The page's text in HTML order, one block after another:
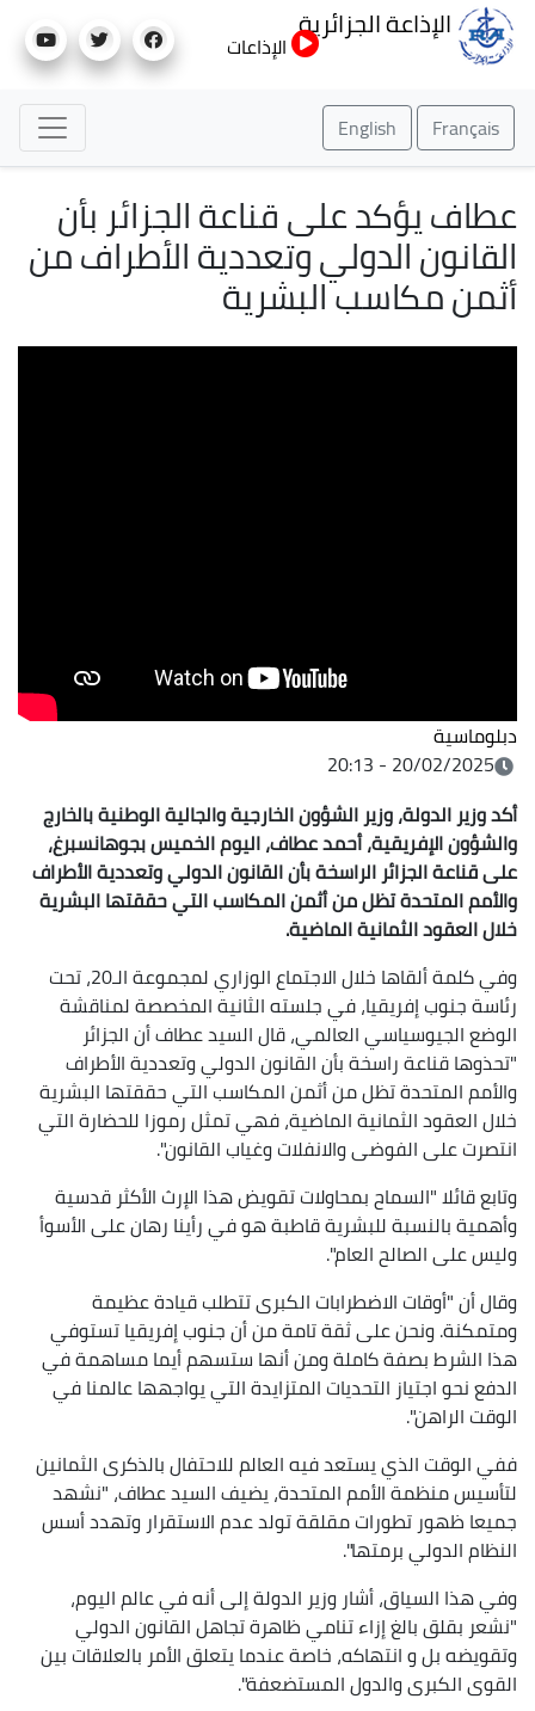
إلى
الإذاعة الجزائرية
الإذاعات
Français
English
عطاف يؤكد على قناعة الجزائر بأن
القانون الدولي وتعددية الأطراف من
أثمن مكاسب البشرية
دبلوماسية
20/02/2025 - 20:13
أكد وزير الدولة، وزير الشؤون الخارجية والجالية الوطنية بالخارج
والشؤون الإفريقية، أحمد عطاف، اليوم الخميس بجوهانسبرغ،
على قناعة الجزائر الراسخة بأن القانون الدولي وتعددية الأطراف
والأمم المتحدة تظل من أثمن المكاسب التي حققتها البشرية
خلال العقود الثمانية الماضية.
وفي كلمة ألقاها خلال الاجتماع الوزاري لمجموعة الـ20، تحت
رئاسة جنوب إفريقيا، في جلسته الثانية المخصصة لمناقشة
الوضع الجيوسياسي العالمي، قال السيد عطاف أن الجزائر
"تحذوها قناعة راسخة بأن القانون الدولي وتعددية الأطراف
والأمم المتحدة تظل من أثمن المكاسب التي حققتها البشرية
خلال العقود الثمانية الماضية، فهي تمثل رموزا للحضارة التي
انتصرت على الفوضى والانفلات وغياب القانون".
وتابع قائلا "السماح بمحاولات تقويض هذا الإرث الأكثر قدسية
وأهمية بالنسبة للبشرية قاطبة هو في رأينا رهان على الأسوأ
وليس على الصالح العام".
وقال أن "أوقات الاضطرابات الكبرى تتطلب قيادة عظيمة
ومتمكنة. ونحن على ثقة تامة من أن جنوب إفريقيا تستوفي
هذا الشرط بصفة كاملة ومن أنها ستسهم أيما مساهمة في
الدفع نحو اجتياز التحديات المتزايدة التي يواجهها عالمنا في
الوقت الراهن".
ففي الوقت الذي يستعد فيه العالم للاحتفال بالذكرى الثمانين
لتأسيس منظمة الأمم المتحدة، يضيف السيد عطاف، "نشهد
جميعا ظهور تطورات مقلقة تولد عدم الاستقرار وتهدد أسس
النظام الدولي برمتها".
وفي هذا السياق، أشار وزير الدولة إلى أنه في عالم اليوم،
"نشعر بقلق بالغ إزاء تنامي ظاهرة تجاهل القانون الدولي
وتقويضه بل و انتهاكه، خاصة عندما يتعلق الأمر بالعلاقات بين
القوى الكبرى والدول المستضعفة".